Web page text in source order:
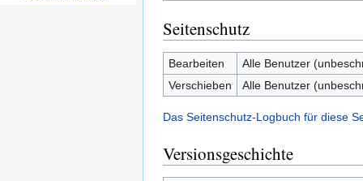
Seitenschutz
Bearbeiten
Alle Benutzer
Verschieben
Alle Benutzer
Das Seitenschutz-Logbuch für diese
Versionsgeschichte